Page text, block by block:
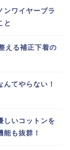
ンワイヤーブラ
と
える補正下着の
てやらない！
しいコットンを
も抜群！